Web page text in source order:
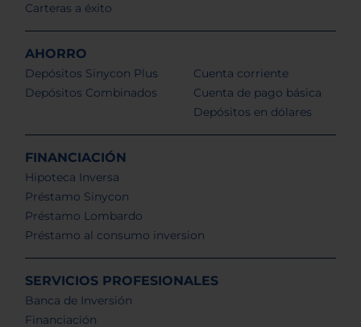
Carteras a éxito
AHORRO
Depósitos Sinycon Plus
Depósitos Combinados
Cuenta corriente
Cuenta de pago básica
Depósitos en dólares
FINANCIACIÓN
Hipoteca Inversa
Préstamo Sinycon
Préstamo Lombardo
Préstamo al consumo inversion
SERVICIOS PROFESIONALES
Banca de Inversión
Financiación